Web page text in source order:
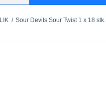
/ Sour Devils Sour Twist 1 x 18 stk.